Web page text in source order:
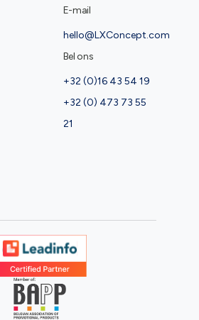
E-mail
hello@LXConcept.com
Bel ons
+32 (0)16 43 54 19
+32 (0) 473 73 55
21